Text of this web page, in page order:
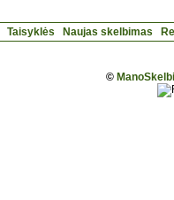
Taisyklės Naujas skelbimas
©